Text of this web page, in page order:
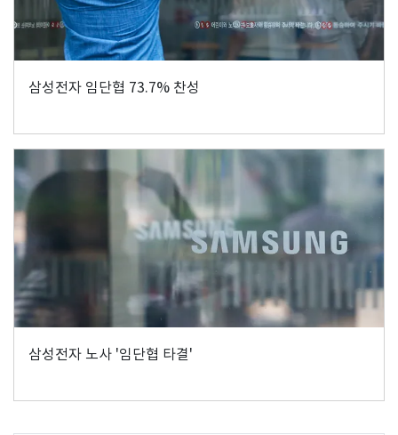
삼성전자 임단협 73.7% 찬성
삼성전자 노사 '임단협 타결'